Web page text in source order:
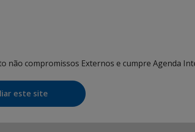
não compromissos Externos e cumpre Agenda
este site